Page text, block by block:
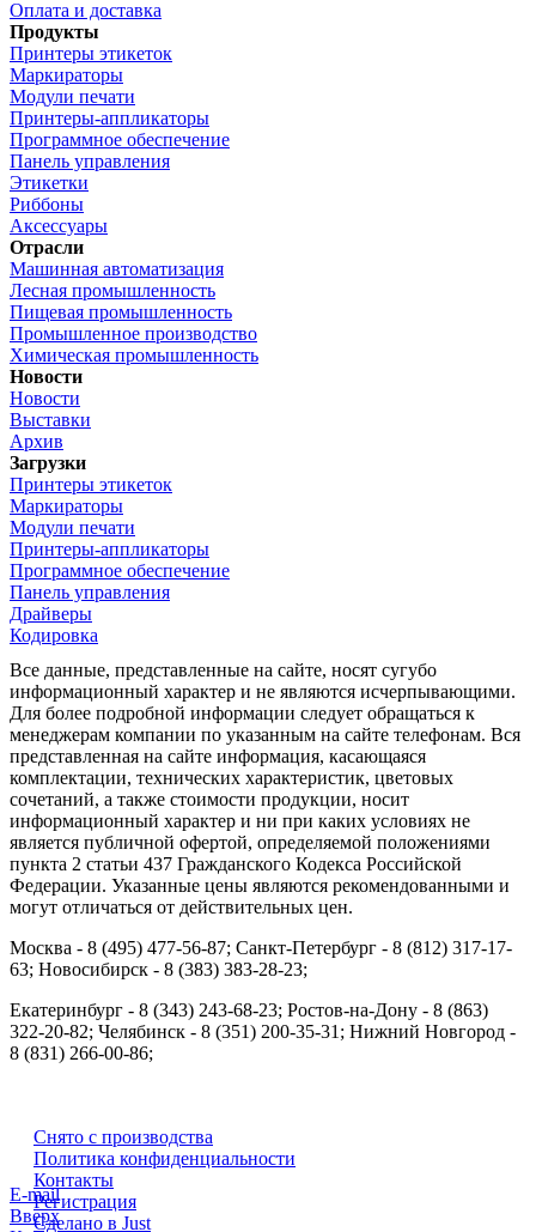
Оплата и доставка
Продукты
Принтеры этикеток
Маркираторы
Модули печати
Принтеры-аппликаторы
Программное обеспечение
Панель управления
Этикетки
Риббоны
Аксессуары
Отрасли
Машинная автоматизация
Лесная промышленность
Пищевая промышленность
Промышленное производство
Химическая промышленность
Новости
Новости
Выставки
Архив
Загрузки
Принтеры этикеток
Маркираторы
Модули печати
Принтеры-аппликаторы
Программное обеспечение
Панель управления
Драйверы
Кодировка
Все данные, представленные на сайте, носят сугубо
информационный характер и не являются исчерпывающими.
Для более подробной информации следует обращаться к
менеджерам компании по указанным на сайте телефонам. Вся
представленная на сайте информация, касающаяся
комплектации, технических характеристик, цветовых
сочетаний, а также стоимости продукции, носит
информационный характер и ни при каких условиях не
является публичной офертой, определяемой положениями
пункта 2 статьи 437 Гражданского Кодекса Российской
Федерации. Указанные цены являются рекомендованными и
могут отличаться от действительных цен.
Москва - 8 (495) 477-56-87; Санкт-Петербург - 8 (812) 317-17-
63; Новосибирск - 8 (383) 383-28-23;
Екатеринбург - 8 (343) 243-68-23; Ростов-на-Дону - 8 (863)
322-20-82; Челябинск - 8 (351) 200-35-31; Нижний Новгород -
8 (831) 266-00-86;
Снято с производства
Политика конфиденциальности
Контакты
Регистрация
Сделано в Just
E-mail
Вверх